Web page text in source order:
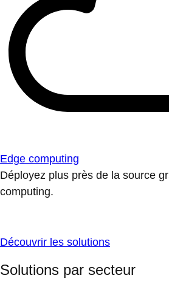
Edge computing
Déployez plus près de la source
computing.
Découvrir les solutions
Solutions par secteur